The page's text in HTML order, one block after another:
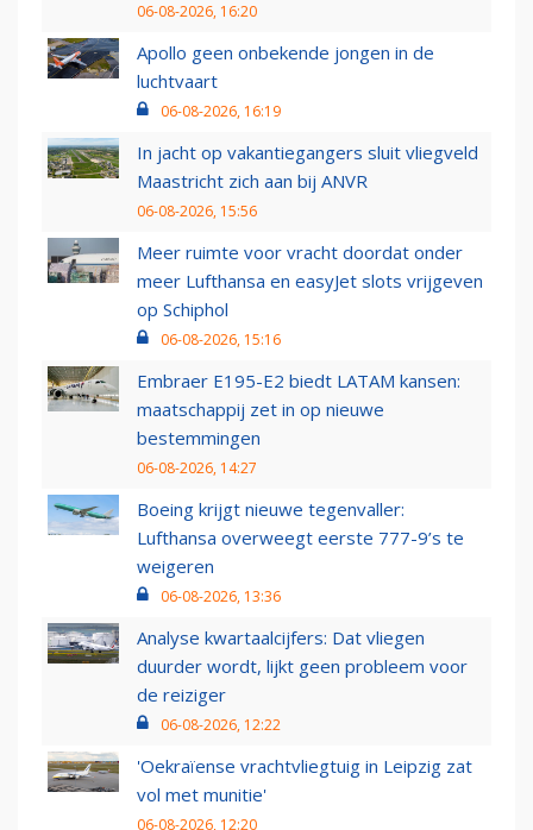
06-08-2026, 16:20
Apollo geen onbekende jongen in de
luchtvaart
06-08-2026, 16:19
In jacht op vakantiegangers sluit vliegveld
Maastricht zich aan bij ANVR
06-08-2026, 15:56
Meer ruimte voor vracht doordat onder
meer Lufthansa en easyJet slots vrijgeven
op Schiphol
06-08-2026, 15:16
Embraer E195-E2 biedt LATAM kansen:
maatschappij zet in op nieuwe
bestemmingen
06-08-2026, 14:27
Boeing krijgt nieuwe tegenvaller:
Lufthansa overweegt eerste 777-9’s te
weigeren
06-08-2026, 13:36
Analyse kwartaalcijfers: Dat vliegen
duurder wordt, lijkt geen probleem voor
de reiziger
06-08-2026, 12:22
'Oekraïense vrachtvliegtuig in Leipzig zat
vol met munitie'
06-08-2026, 12:20